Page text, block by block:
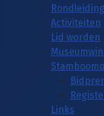
Activiteiten
Lid worden
Links